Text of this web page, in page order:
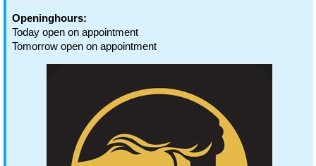
Openinghours:
Today open on appointment
Tomorrow open on appointment